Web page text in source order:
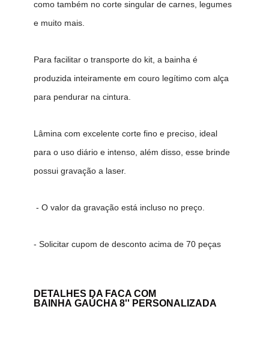
como também no corte singular de carnes, legumes
e muito mais.
Para facilitar o transporte do kit, a bainha é
produzida inteiramente em couro legítimo com alça
para pendurar na cintura.
Lâmina com excelente corte fino e preciso, ideal
para o uso diário e intenso, além disso, esse brinde
possui gravação a laser.
- O valor da gravação está incluso no preço.
- Solicitar cupom de desconto acima de 70 peças
DETALHES DA FACA COM
BAINHA GAÚCHA 8'' PERSONALIZADA